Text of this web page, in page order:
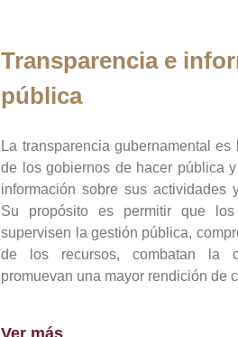
Transparencia e
pública
La transparencia gubernamental es
de los gobiernos de hacer pública
información sobre sus actividades
Su propósito es permitir que los
supervisen la gestión pública,
de los recursos, combatan la
promuevan una mayor rendición de
Ver más